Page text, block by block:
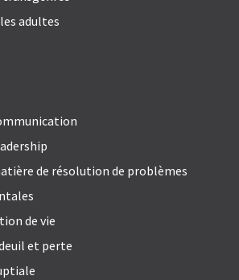
adultes
de résolution de problèmes
de vie
et perte